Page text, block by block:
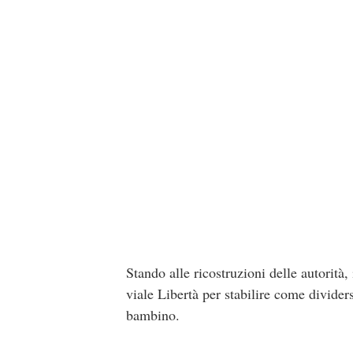
Stando alle ricostruzioni delle
viale Libertà per stabilire come
bambino.